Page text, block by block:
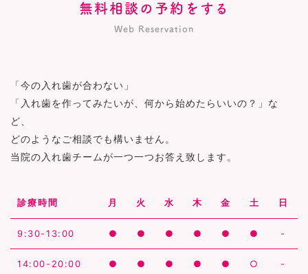
無料相談の予約をする
Web Reservation
「今の入れ歯が合わない」
「入れ歯を作ってみたいが、何から始めたらいいの？」な
ど、
どのようなご相談でも構いません。
当院の入れ歯チームが一つ一つお答え致します。
診療時間 月 火 水 木 金 土 日
9:30-13:00 ● ● ● ● ● ● -
14:00-20:00 ● ● ● ● ● ○ -